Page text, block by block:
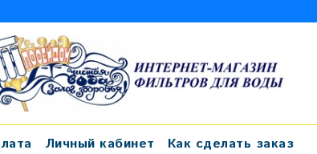
Личный кабинет
Как сделать заказ